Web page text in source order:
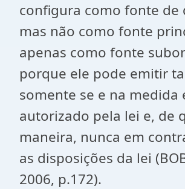
configura como fonte de
mas não como fonte
apenas como fonte
porque ele pode emitir
somente se e na medida
autorizado pela lei e, de
maneira, nunca em
as disposições da lei
2006, p.172).